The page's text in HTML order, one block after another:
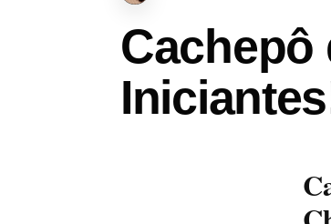
Cachepô